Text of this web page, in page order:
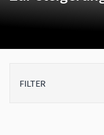
FILTER